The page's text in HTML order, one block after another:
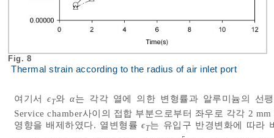
Fig. 8
Thermal strain according to the radius of air inlet port
여기서ϵT와α는 각각 열에 의한 변형률과 알루미늄의 선
Service chamber사이의 접합 부분으로부터 좌우로 각각 2
영향을 배제하였다. 열변형률ϵT는 유입구 반경변화에 따라